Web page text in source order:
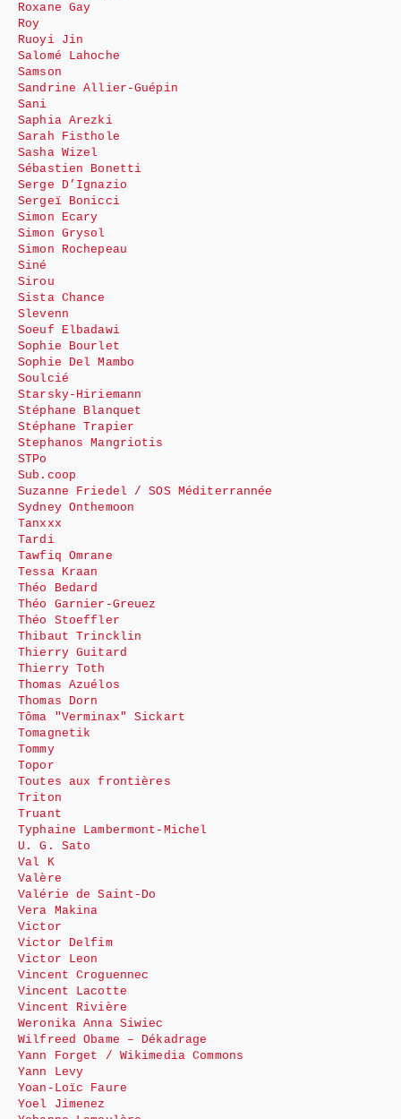
Roxane Gay
Roy
Ruoyi Jin
Salomé Lahoche
Samson
Sandrine Allier-Guépin
Sani
Saphia Arezki
Sarah Fisthole
Sasha Wizel
Sébastien Bonetti
Serge D’Ignazio
Sergeï Bonicci
Simon Ecary
Simon Grysol
Simon Rochepeau
Siné
Sirou
Sista Chance
Slevenn
Soeuf Elbadawi
Sophie Bourlet
Sophie Del Mambo
Soulcié
Starsky-Hiriemann
Stéphane Blanquet
Stéphane Trapier
Stephanos Mangriotis
STPo
Sub.coop
Suzanne Friedel / SOS Méditerrannée
Sydney Onthemoon
Tanxxx
Tardi
Tawfiq Omrane
Tessa Kraan
Théo Bedard
Théo Garnier-Greuez
Théo Stoeffler
Thibaut Trincklin
Thierry Guitard
Thierry Toth
Thomas Azuélos
Thomas Dorn
Tôma "Verminax" Sickart
Tomagnetik
Tommy
Topor
Toutes aux frontières
Triton
Truant
Typhaine Lambermont-Michel
U. G. Sato
Val K
Valère
Valérie de Saint-Do
Vera Makina
Victor
Victor Delfim
Victor Leon
Vincent Croguennec
Vincent Lacotte
Vincent Rivière
Weronika Anna Siwiec
Wilfreed Obame – Dékadrage
Yann Forget / Wikimedia Commons
Yann Levy
Yoan-Loïc Faure
Yoel Jimenez